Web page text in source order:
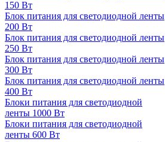
150 Вт
Блок питания для светодиодной ленты
200 Вт
Блок питания для светодиодной ленты
250 Вт
Блок питания для светодиодной ленты
300 Вт
Блок питания для светодиодной ленты
400 Вт
Блоки питания для светодиодной
ленты 1000 Вт
Блоки питания для светодиодной
ленты 600 Вт